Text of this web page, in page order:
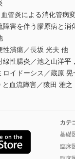
管炎による消化管病
害を伴う膠原病と消
潰瘍／長坂 光夫 他
性腸炎／池之山洋平
イドーシス／蔵原 晃
血流障害／猿田 雅之
カテ
基礎
臨床